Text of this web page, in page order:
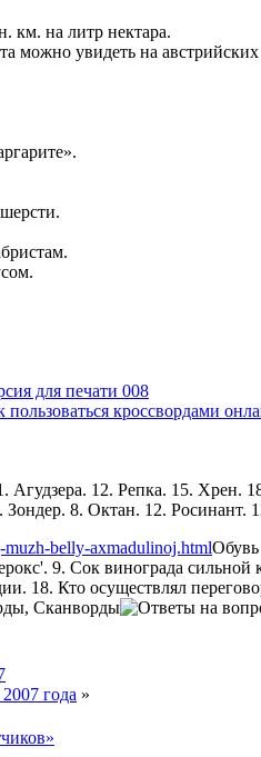
км. на литр нектара.
можно увидеть на австрийских
для печати 008
пользоваться кроссвордами
12. Репка. 15.
8. Октан. 12. Росинант.
belly-axmadulinoj.html
9. Сок винограда
18. Кто осуществлял
Сканворды
года »